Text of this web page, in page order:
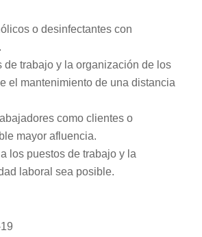
o desinfectantes con
trabajo y la organización de los
el mantenimiento de una distancia
como clientes o
mayor afluencia.
los puestos de trabajo y la
laboral sea posible.